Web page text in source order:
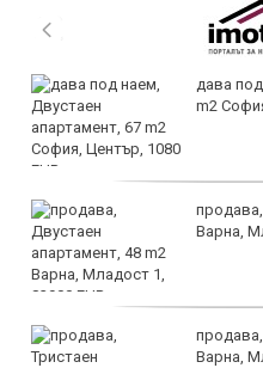
дава
m2
Варна,
Варна,